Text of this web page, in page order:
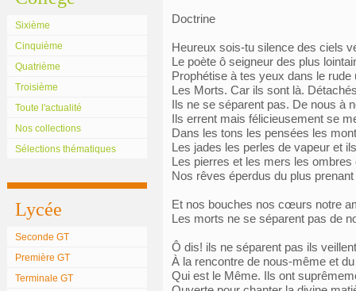
Sixième
Cinquième
Quatrième
Troisième
Toute l'actualité
Nos collections
Sélections thématiques
Lycée
Seconde GT
Première GT
Terminale GT
Doctrine
Heureux sois-tu silence des ciels
Le poète ô seigneur des plus
Prophétise à tes yeux dans le rude
Les Morts. Car ils sont là.
Ils ne se séparent pas. De nous à
Ils errent mais félicieusement se
Dans les tons les pensées les
Les jades les perles de vapeur et
Les pierres et les mers les ombres
Nos rêves éperdus du plus
Et nos bouches nos cœurs notre
Les morts ne se séparent pas de
Ô dis! ils ne séparent pas ils veillent
À la rencontre de nous-même et
Qui est le Même. Ils ont